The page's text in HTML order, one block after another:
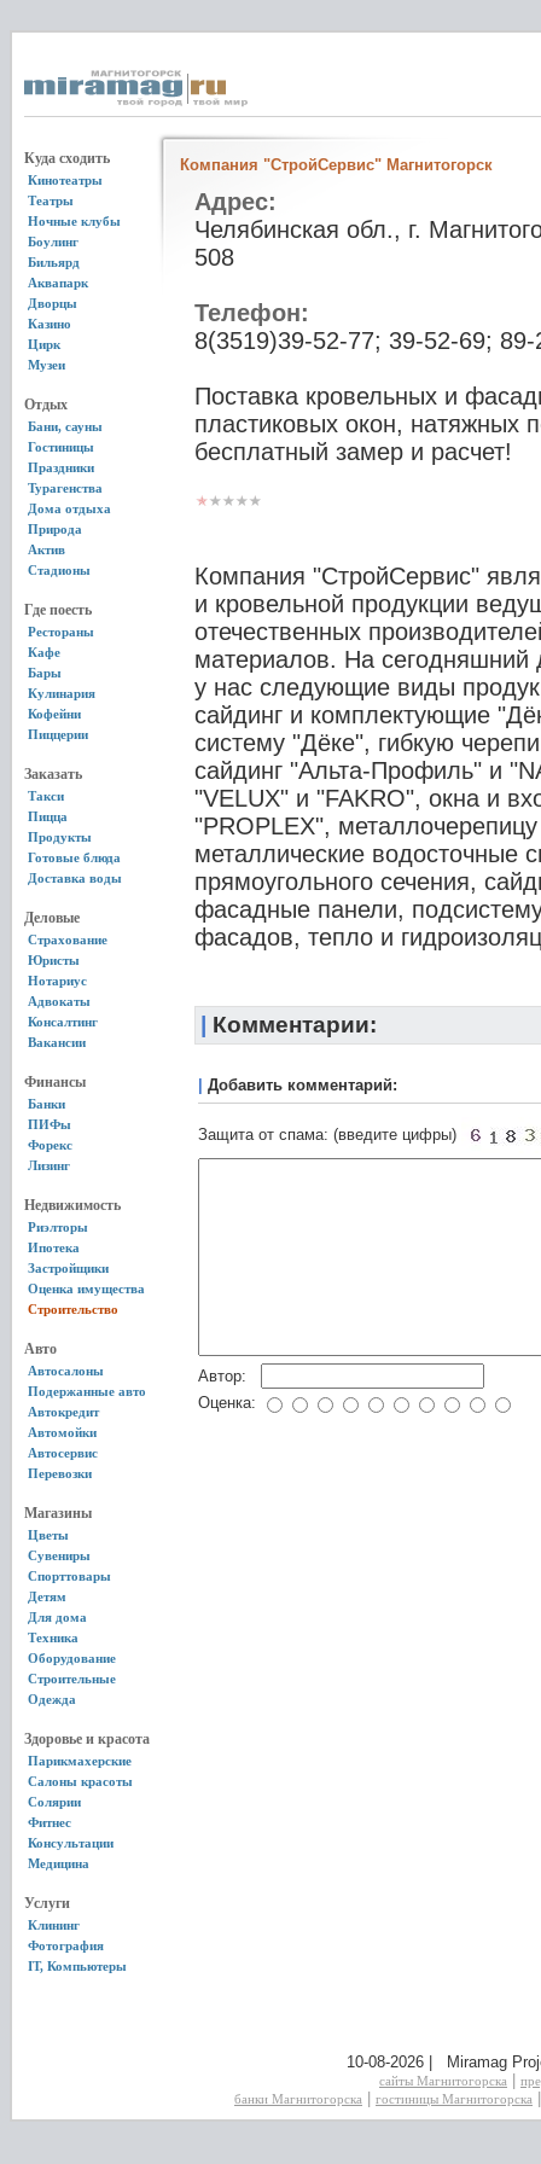
Куда сходить
Кинотеатры
Театры
Ночные клубы
Боулинг
Бильярд
Аквапарк
Дворцы
Казино
Цирк
Музеи
Отдых
Бани, сауны
Гостиницы
Праздники
Турагенства
Дома отдыха
Природа
Актив
Стадионы
Где поесть
Рестораны
Кафе
Бары
Кулинария
Кофейни
Пиццерии
Заказать
Такси
Пицца
Продукты
Готовые блюда
Доставка воды
Деловые
Страхование
Юристы
Нотариус
Адвокаты
Консалтинг
Вакансии
Финансы
Банки
ПИФы
Форекс
Лизинг
Недвижимость
Риэлторы
Ипотека
Застройщики
Оценка имущества
Строительство
Авто
Автосалоны
Подержанные авто
Автокредит
Автомойки
Автосервис
Перевозки
Магазины
Цветы
Сувениры
Спорттовары
Детям
Для дома
Техника
Оборудование
Строительные
Одежда
Здоровье и красота
Парикмахерские
Салоны красоты
Солярии
Фитнес
Консультации
Медицина
Услуги
Клининг
Фотография
IT, Компьютеры
Компания "СтройСервис" Магнитогорск
Адрес:
Челябинская обл., г.
508
Телефон:
8(3519)39-52-77; 39-52-69;
Поставка кровельных и
пластиковых окон, натяжных
бесплатный замер и расчет!
Компания "СтройСервис"
и кровельной продукции
отечественных
материалов. На сегодняшний
у нас следующие виды
сайдинг и комплектующие
систему "Дёке", гибкую
сайдинг "Альта-Профиль" и
"VELUX" и "FAKRO", окна и
"PROPLEX",
металлические водосточные
прямоугольного сечения,
фасадные панели,
фасадов, тепло и
Комментарии:
Добавить комментарий:
Защита от спама: (введите цифры)
Автор:
Оценка:
10-08-2026 | Miramag
сайты Магнитогорска
банки Магнитогорска
гостиницы Магнитогорска